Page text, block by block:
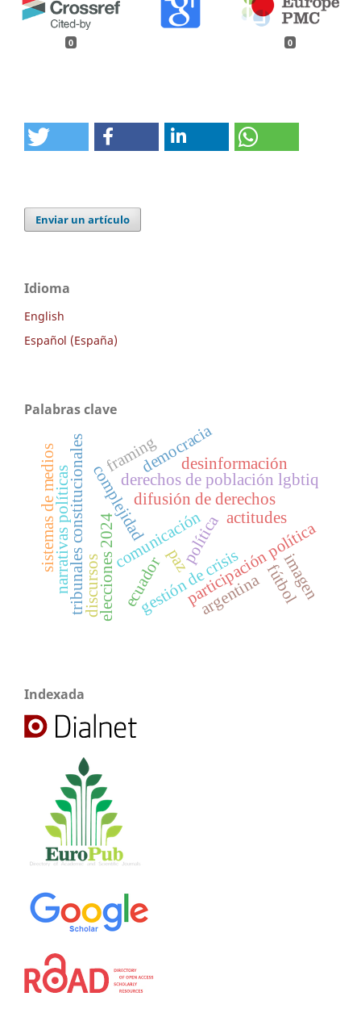
0 0
Enviar un artículo
Idioma
English
Español (España)
Palabras clave
paz
comunicación
política
complejidad
gestión de crisis
difusión de derechos
tribunales constitucionales derechos de población lgbtiq
democracia
participación política
elecciones 2024 fútbol
narrativas políticas
sistemas de medios
imagen
desinformación
discursos ecuador
actitudes
argentina
framing
Indexada